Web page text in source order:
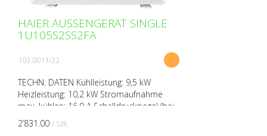
HAIER AUSSENGERÄT SINGLE
1U105S2SS2FA
103.0011/22
TECHN. DATEN Kühlleistung: 9,5 kW
Heizleistung: 10,2 kW Stromaufnahme
max. kühlen: 16,0 A Schalldruckpegel (bei
1m Abstand): 53 dB(A)
Schallleistungspegel (bei 1m Abstand...
2’831.00 / Stk.